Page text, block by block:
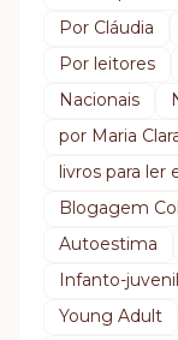
Por Cláudia
Por leitores
Nacionais
por Maria
livros para ler
Blogagem
Autoestima
Infanto-juvenil
Young Adult